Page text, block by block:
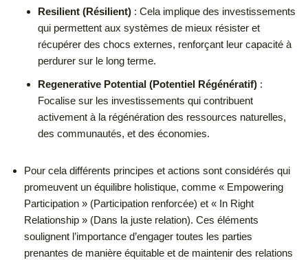
Resilient (Résilient) : Cela implique des investissements
qui permettent aux systèmes de mieux résister et
récupérer des chocs externes, renforçant leur capacité à
perdurer sur le long terme.
Regenerative Potential (Potentiel Régénératif) :
Focalise sur les investissements qui contribuent
activement à la régénération des ressources naturelles,
des communautés, et des économies.
Pour cela différents principes et actions sont considérés qui
promeuvent un équilibre holistique, comme « Empowering
Participation » (Participation renforcée) et « In Right
Relationship » (Dans la juste relation). Ces éléments
soulignent l’importance d’engager toutes les parties
prenantes de manière équitable et de maintenir des relations